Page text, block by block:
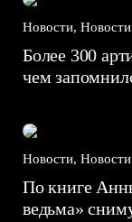
Новости,
Более 300
чем
Новости,
По книге
ведьма»